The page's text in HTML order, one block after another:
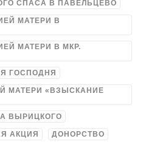
СПАСА В ПАВЕЛЬЦЕВО
МАТЕРИ В
МАТЕРИ В МКР.
ГОСПОДНЯ
МАТЕРИ «ВЗЫСКАНИЕ
ВЫРИЦКОГО
АКЦИЯ ДОНОРСТВО